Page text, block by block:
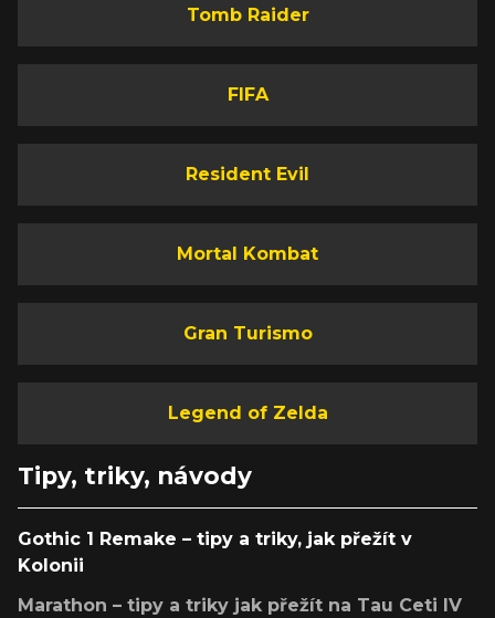
Tomb Raider
FIFA
Resident Evil
Mortal Kombat
Gran Turismo
Legend of Zelda
Tipy, triky, návody
Gothic 1 Remake – tipy a triky, jak přežít v
Kolonii
Marathon – tipy a triky jak přežít na Tau Ceti IV